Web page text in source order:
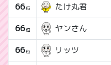
66位 たけ丸君
66位 ヤンさん
66位 リッツ